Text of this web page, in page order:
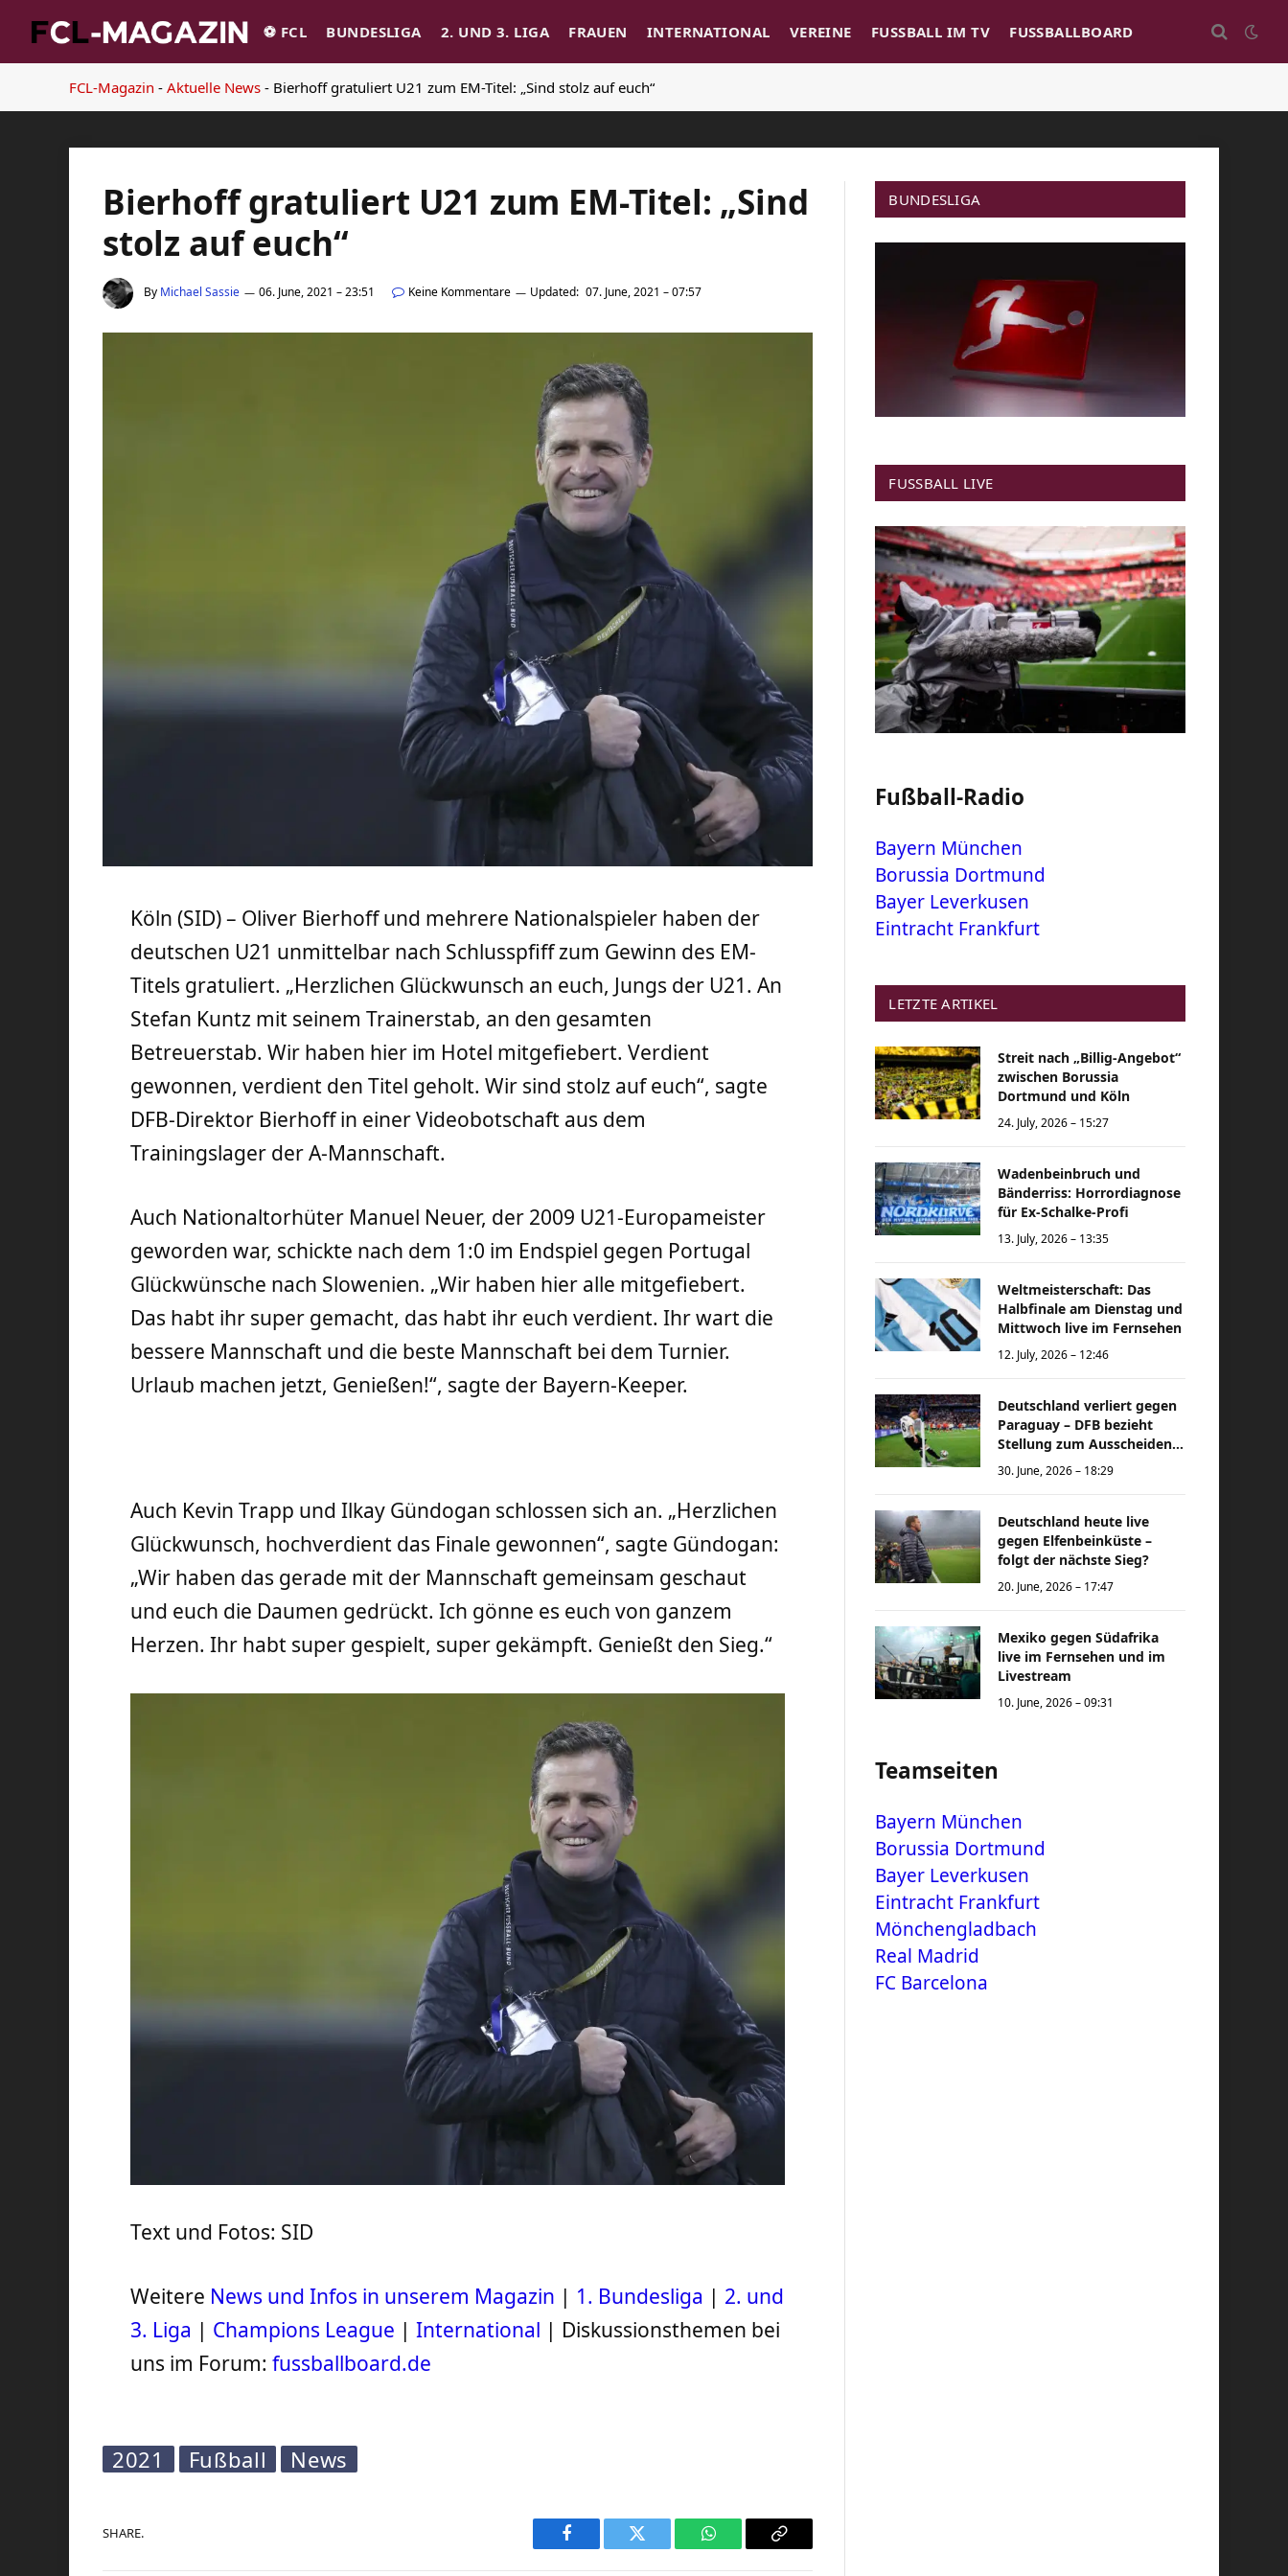
⚽️ FCL BUNDESLIGA 2. UND 3. LIGA FRAUEN INTERNATIONAL VEREINE FUSSBALL IM TV FUSSBALLBOARD
FCL-Magazin - Aktuelle News - Bierhoff gratuliert U21 zum EM-Titel: „Sind stolz auf euch“
Bierhoff gratuliert U21 zum EM-Titel: „Sind
stolz auf euch“
By Michael Sassie 06. June, 2021 – 23:51 Keine Kommentare Updated: 07. June, 2021 – 07:57
Köln (SID) – Oliver Bierhoff und mehrere Nationalspieler haben der
deutschen U21 unmittelbar nach Schlusspfiff zum Gewinn des EM-
Titels gratuliert. „Herzlichen Glückwunsch an euch, Jungs der U21. An
Stefan Kuntz mit seinem Trainerstab, an den gesamten
Betreuerstab. Wir haben hier im Hotel mitgefiebert. Verdient
gewonnen, verdient den Titel geholt. Wir sind stolz auf euch“, sagte
DFB-Direktor Bierhoff in einer Videobotschaft aus dem
Trainingslager der A-Mannschaft.
Auch Nationaltorhüter Manuel Neuer, der 2009 U21-Europameister
geworden war, schickte nach dem 1:0 im Endspiel gegen Portugal
Glückwünsche nach Slowenien. „Wir haben hier alle mitgefiebert.
Das habt ihr super gemacht, das habt ihr euch verdient. Ihr wart die
bessere Mannschaft und die beste Mannschaft bei dem Turnier.
Urlaub machen jetzt, Genießen!“, sagte der Bayern-Keeper.
Auch Kevin Trapp und Ilkay Gündogan schlossen sich an. „Herzlichen
Glückwunsch, hochverdient das Finale gewonnen“, sagte Gündogan:
„Wir haben das gerade mit der Mannschaft gemeinsam geschaut
und euch die Daumen gedrückt. Ich gönne es euch von ganzem
Herzen. Ihr habt super gespielt, super gekämpft. Genießt den Sieg.“
Text und Fotos: SID
Weitere News und Infos in unserem Magazin | 1. Bundesliga | 2. und
3. Liga | Champions League |International | Diskussionsthemen bei
uns im Forum:fussballboard.de
2021 Fußball News
SHARE.
Facebook Twitter WhatsAppCopy
BUNDESLIGA
FUSSBALL LIVE
Fußball-Radio
Bayern München
Borussia Dortmund
Bayer Leverkusen
Eintracht Frankfurt
LETZTE ARTIKEL
Streit nach „Billig-Angebot“
zwischen Borussia
Dortmund und Köln
24. July, 2026 – 15:27
Wadenbeinbruch und
Bänderriss: Horrordiagnose
für Ex-Schalke-Profi
13. July, 2026 – 13:35
Weltmeisterschaft: Das
Halbfinale am Dienstag und
Mittwoch live im Fernsehen
12. July, 2026 – 12:46
Deutschland verliert gegen
Paraguay – DFB bezieht
Stellung zum Ausscheiden
bei der Weltmeisterschaft
30. June, 2026 – 18:29
Deutschland heute live
gegen Elfenbeinküste –
folgt der nächste Sieg?
20. June, 2026 – 17:47
Mexiko gegen Südafrika
live im Fernsehen und im
Livestream
10. June, 2026 – 09:31
Teamseiten
Bayern München
Borussia Dortmund
Bayer Leverkusen
Eintracht Frankfurt
Mönchengladbach
Real Madrid
FC Barcelona